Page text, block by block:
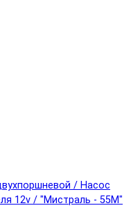
/ Насос
12v / "Мистраль - 55М"